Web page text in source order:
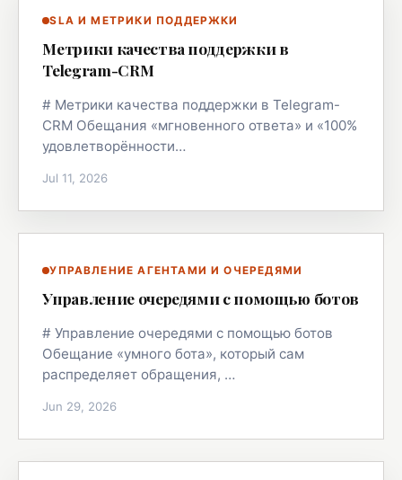
SLA И МЕТРИКИ ПОДДЕРЖКИ
Метрики качества поддержки в
Telegram-CRM
# Метрики качества поддержки в Telegram-
CRM Обещания «мгновенного ответа» и «100%
удовлетворённости…
Jul 11, 2026
УПРАВЛЕНИЕ АГЕНТАМИ И ОЧЕРЕДЯМИ
Управление очередями с помощью ботов
# Управление очередями с помощью ботов
Обещание «умного бота», который сам
распределяет обращения, …
Jun 29, 2026